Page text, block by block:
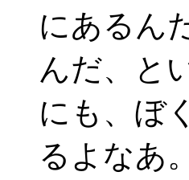
にあるん
んだ、と
にも、ぼ
るよなあ